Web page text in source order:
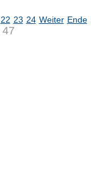
22 23 24 Weiter Ende